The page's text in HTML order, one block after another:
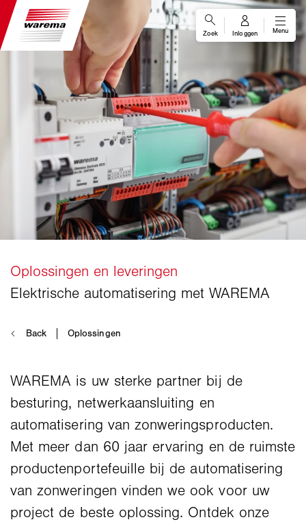
WAREMA is uw sterke partner bij de
besturing, netwerkaansluiting en
automatisering van zonweringsproducten.
Met meer dan 60 jaar ervaring en de ruimste
productenportefeuille bij de automatisering
van zonweringen vinden we ook voor uw
project de beste oplossing. Ontdek onze